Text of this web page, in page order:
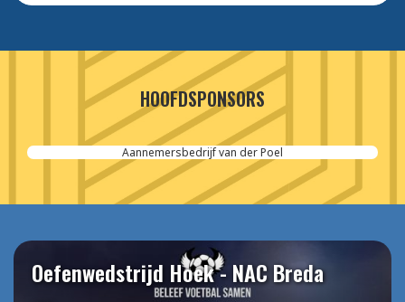
HOOFDSPONSORS
Aannemersbedrijf van der Poel
Oefenwedstrijd Hoek - NAC Breda